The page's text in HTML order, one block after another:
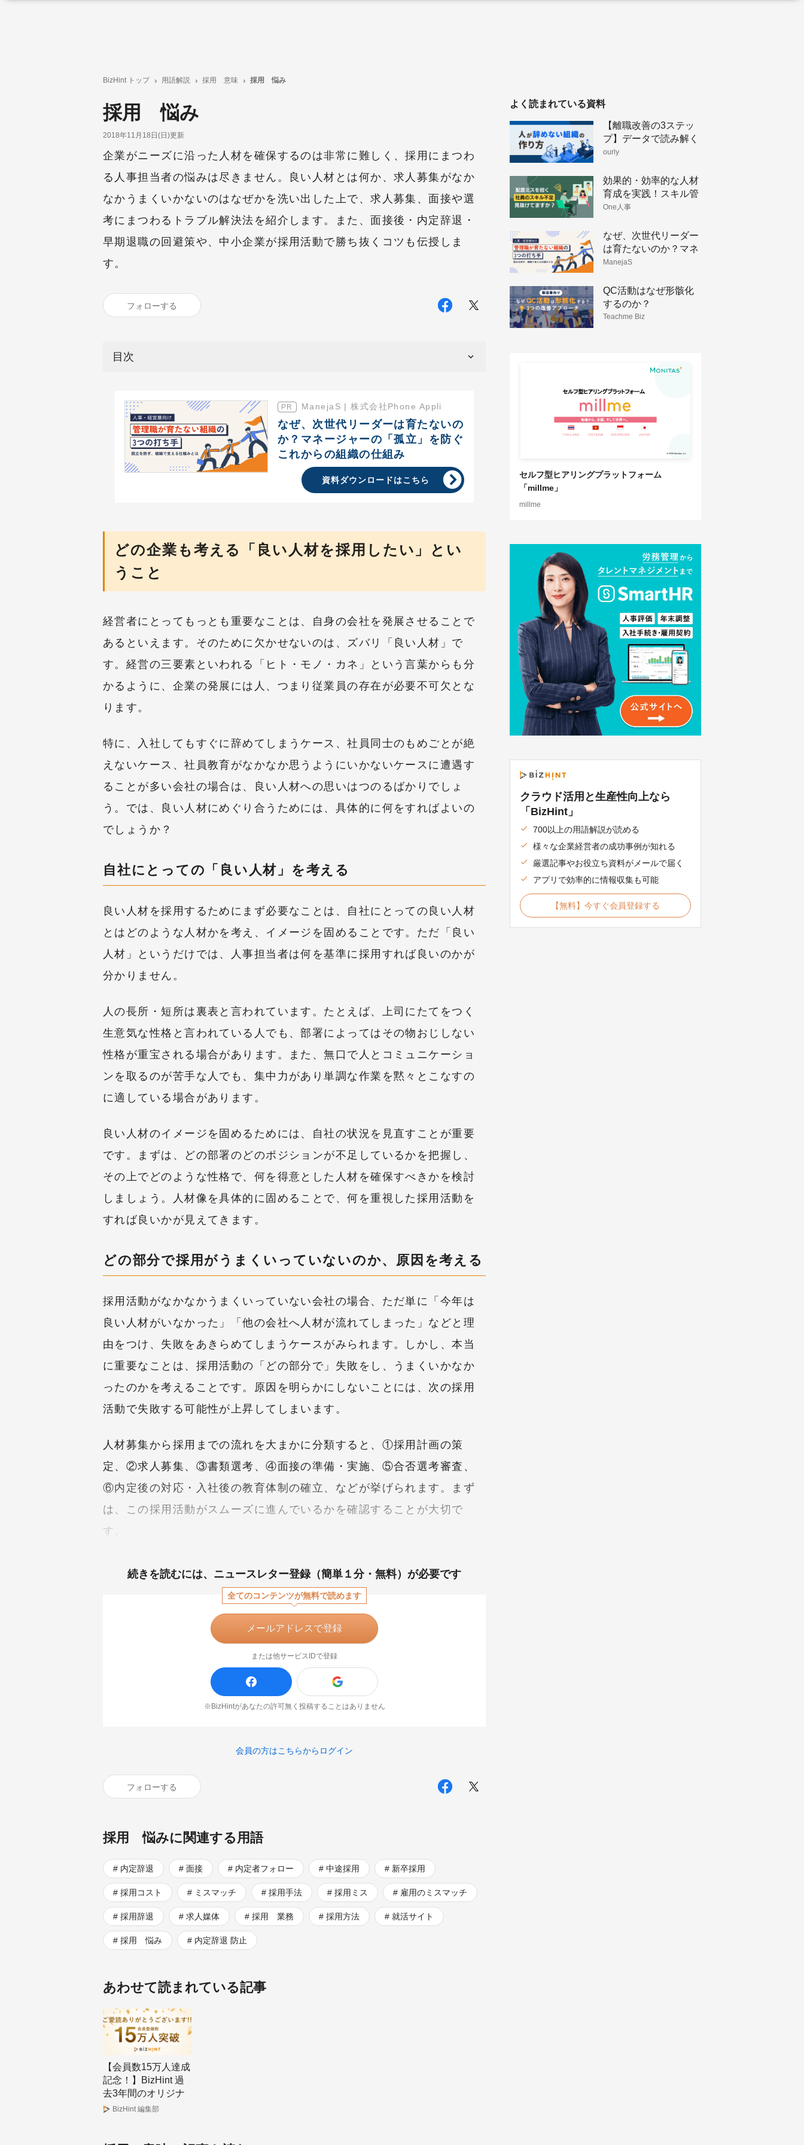
BizHint トップ 用語解説 採用 意味 採用 悩み
採用 悩み
2018年11月18日(日)更新
企業がニーズに沿った人材を確保するのは非常に難しく、採用にまつわ
る人事担当者の悩みは尽きません。良い人材とは何か、求人募集がなか
なかうまくいかないのはなぜかを洗い出した上で、求人募集、面接や選
考にまつわるトラブル解決法を紹介します。また、面接後・内定辞退・
早期退職の回避策や、中小企業が採用活動で勝ち抜くコツも伝授しま
す。
フォローする
目次
ManejaS | 株式会社Phone Appli
なぜ、次世代リーダーは育たないの
か？マネージャーの「孤立」を防ぐ
これからの組織の仕組み
資料ダウンロードはこちら
どの企業も考える「良い人材を採用したい」とい
うこと
経営者にとってもっとも重要なことは、自身の会社を発展させることで
あるといえます。そのために欠かせないのは、ズバリ「良い人材」で
す。経営の三要素といわれる「ヒト・モノ・カネ」という言葉からも分
かるように、企業の発展には人、つまり従業員の存在が必要不可欠とな
ります。
特に、入社してもすぐに辞めてしまうケース、社員同士のもめごとが絶
えないケース、社員教育がなかなか思うようにいかないケースに遭遇す
ることが多い会社の場合は、良い人材への思いはつのるばかりでしょ
う。では、良い人材にめぐり合うためには、具体的に何をすればよいの
でしょうか？
自社にとっての「良い人材」を考える
良い人材を採用するためにまず必要なことは、自社にとっての良い人材
とはどのような人材かを考え、イメージを固めることです。ただ「良い
人材」というだけでは、人事担当者は何を基準に採用すれば良いのかが
分かりません。
人の長所・短所は裏表と言われています。たとえば、上司にたてをつく
生意気な性格と言われている人でも、部署によってはその物おじしない
性格が重宝される場合があります。また、無口で人とコミュニケーショ
ンを取るのが苦手な人でも、集中力があり単調な作業を黙々とこなすの
に適している場合があります。
良い人材のイメージを固めるためには、自社の状況を見直すことが重要
です。まずは、どの部署のどのポジションが不足しているかを把握し、
その上でどのような性格で、何を得意とした人材を確保すべきかを検討
しましょう。人材像を具体的に固めることで、何を重視した採用活動を
すれば良いかが見えてきます。
どの部分で採用がうまくいっていないのか、原因を考える
採用活動がなかなかうまくいっていない会社の場合、ただ単に「今年は
良い人材がいなかった」「他の会社へ人材が流れてしまった」などと理
由をつけ、失敗をあきらめてしまうケースがみられます。しかし、本当
に重要なことは、採用活動の「どの部分で」失敗をし、うまくいかなか
ったのかを考えることです。原因を明らかにしないことには、次の採用
活動で失敗する可能性が上昇してしまいます。
人材募集から採用までの流れを大まかに分類すると、①採用計画の策
定、②求人募集、③書類選考、④面接の準備・実施、⑤合否選考審査、
⑥内定後の対応・入社後の教育体制の確立、などが挙げられます。まず
は、この採用活動がスムーズに進んでいるかを確認することが大切で
す。
続きを読むには、 ニュースレター登録（簡単１分・無料）が必要です
全てのコンテンツが無料で読めます
メールアドレスで登録
または他サービスIDで登録
※BizHintがあなたの許可無く投稿することはありません
会員の方はこちらからログイン
フォローする
採用 悩みに関連する用語
内定辞退 面接 内定者フォロー 中途採用 新卒採用
採用コスト ミスマッチ 採用手法 採用ミス 雇用のミスマッチ
採用辞退 求人媒体 採用 業務 採用方法 就活サイト
採用 悩み 内定辞退 防止
あわせて読まれている記事
【会員数15万人達成
記念！】BizHint 過
去3年間のオリジナ
ル記事ランキング
BizHint 編集部
よく読まれている資料
【離職改善の3ステッ
プ】データで読み解く
人が辞めない組織のつ
ourly
効果的・効率的な人材
育成を実践！スキル管
理のメリットと手法
One人事
なぜ、次世代リーダー
は育たないのか？マネ
ージャーの「孤立」を
仕組み
ManejaS
QC活動はなぜ形骸化
するのか？
Teachme Biz
セルフ型ヒアリングプラットフォーム
「millme」
millme
クラウド活用と生産性向上なら
「BizHint」
700以上の用語解説が読める
様々な企業経営者の成功事例が知れる
厳選記事やお役立ち資料がメールで届く
アプリで効率的に情報収集も可能
【無料】今すぐ会員登録する